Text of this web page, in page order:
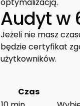
Audyt w
Jeżeli nie masz
będzie certyfikat
użytkowników.
Czas